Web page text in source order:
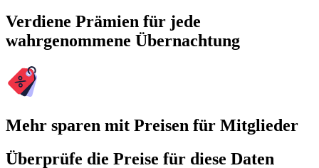
Verdiene Prämien für jede
wahrgenommene Übernachtung
Mehr sparen mit Preisen für Mitglieder
Überprüfe die Preise für diese Daten